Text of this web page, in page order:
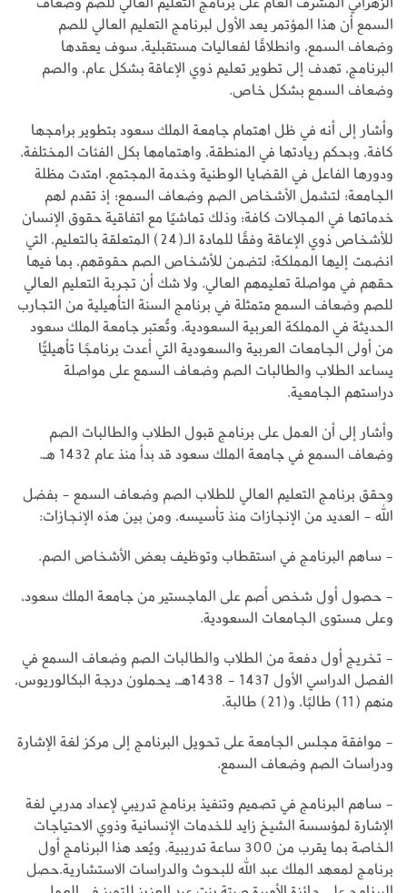
السمع أن هذا المؤتمر يعد الأول لبرنامج التعليم العالي للصم
وضعاف السمع، وانطلاقًا لفعاليات مستقبلية، سوف يعقدها
البرنامج، تهدف إلى تطوير تعليم ذوي الإعاقة بشكل عام، والصم
وضعاف السمع بشكل خاص.
وأشار إلى أنه في ظل اهتمام جامعة الملك سعود بتطوير برامجها
كافة، وبحكم ريادتها في المنطقة، واهتمامها بكل الفئات المختلفة،
ودورها الفاعل في القضايا الوطنية وخدمة المجتمع، امتدت مظلة
الجامعة؛ لتشمل الأشخاص الصم وضعاف السمع؛ إذ تقدم لهم
خدماتها في المجالات كافة؛ وذلك تماشيًا مع اتفاقية حقوق الإنسان
للأشخاص ذوي الإعاقة وفقًا للمادة الـ(24) المتعلقة بالتعليم، التي
انضمت إليها المملكة؛ لتضمن للأشخاص الصم حقوقهم، بما فيها
حقهم في مواصلة تعليمهم العالي. ولا شك أن تجربة التعليم العالي
للصم وضعاف السمع متمثلة في برنامج السنة التأهيلية من التجارب
الحديثة في المملكة العربية السعودية. وتُعتبر جامعة الملك سعود
من أولى الجامعات العربية والسعودية التي أعدت برنامجًا تأهيليًّا
يساعد الطلاب والطالبات الصم وضعاف السمع على مواصلة
دراستهم الجامعية.
وأشار إلى أن العمل على برنامج قبول الطلاب والطالبات الصم
وضعاف السمع في جامعة الملك سعود قد بدأ منذ عام 1432 هـ.
وحقق برنامج التعليم العالي للطلاب الصم وضعاف السمع - بفضل
الله - العديد من الإنجازات منذ تأسيسه، ومن بين هذه الإنجازات:
- ساهم البرنامج في استقطاب وتوظيف بعض الأشخاص الصم.
- حصول أول شخص أصم على الماجستير من جامعة الملك سعود،
وعلى مستوى الجامعات السعودية.
- تخريج أول دفعة من الطلاب والطالبات الصم وضعاف السمع في
الفصل الدراسي الأول 1437 - 1438هـ، يحملون درجة البكالوريوس،
منهم (11) طالبًا، و(21) طالبة.
- موافقة مجلس الجامعة على تحويل البرنامج إلى مركز لغة الإشارة
ودراسات الصم وضعاف السمع.
- ساهم البرنامج في تصميم وتنفيذ برنامج تدريبي لإعداد مدربي لغة
الإشارة لمؤسسة الشيخ زايد للخدمات الإنسانية وذوي الاحتياجات
الخاصة بما يقرب من 300 ساعة تدريبية. ويُعد هذا البرنامج أول
برنامج لمعهد الملك عبد الله للبحوث والدراسات الاستشارية.حصل